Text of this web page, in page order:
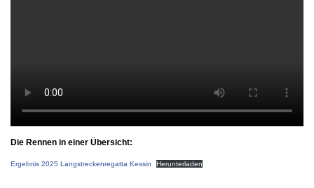
Die Rennen in einer Übersicht:
Ergebnis 2025 Langstreckenregatta Kessin Herunterladen